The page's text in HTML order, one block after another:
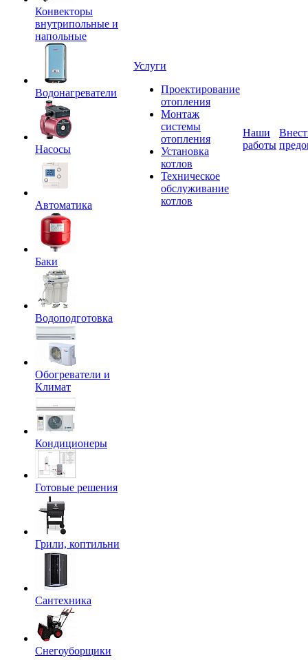
Конвекторы
внутрипольные и
напольные
Водонагреватели
Насосы
Автоматика
Баки
Водоподготовка
Обогреватели и
Климат
Кондиционеры
Готовые решения
Грили, коптильни
Сантехника
Снегоуборщики
Услуги
Проектирование
отопления
Монтаж
системы
отопления
Установка
котлов
Техническое
обслуживание
котлов
Наши
работы